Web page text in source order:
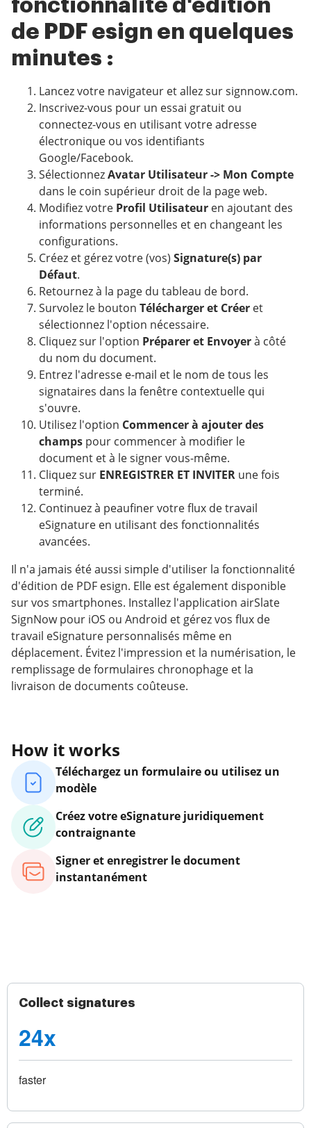
fonctionnalité d'édition
de PDF esign en quelques
minutes :
Lancez votre navigateur et allez sur signnow.com.
Inscrivez-vous pour un essai gratuit ou
connectez-vous en utilisant votre adresse
électronique ou vos identifiants
Google/Facebook.
SélectionnezAvatar Utilisateur -> Mon Compte
dans le coin supérieur droit de la page web.
Modifiez votre Profil Utilisateur en ajoutant des
informations personnelles et en changeant les
configurations.
Créez et gérez votre (vos) Signature(s) par
Défaut.
Retournez à la page du tableau de bord.
Survolez le bouton Télécharger et Créer et
sélectionnez l'option nécessaire.
Cliquez sur l'option Préparer et Envoyerà côté
du nom du document.
Entrez l'adresse e-mail et le nom de tous les
signataires dans la fenêtre contextuelle qui
s'ouvre.
Utilisez l'option Commencer à ajouter des
champs pour commencer à modifier le
document et à le signer vous-même.
Cliquez sur ENREGISTRER ET INVITER une fois
terminé.
Continuez à peaufiner votre flux de travail
eSignature en utilisant des fonctionnalités
avancées.
Il n'a jamais été aussi simple d'utiliser la fonctionnalité
d'édition de PDF esign. Elle est également disponible
sur vos smartphones. Installez l'application airSlate
SignNow pour iOS ou Android et gérez vos flux de
travail eSignature personnalisés même en
déplacement. Évitez l'impression et la numérisation, le
remplissage de formulaires chronophage et la
livraison de documents coûteuse.
How it works
Téléchargez un formulaire ou utilisez un
modèle
Créez votre eSignature juridiquement
contraignante
Signer et enregistrer le document
instantanément
Collect signatures
24x
faster